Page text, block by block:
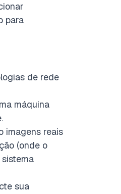
para
de rede
máquina
imagens reais
(onde o
sua